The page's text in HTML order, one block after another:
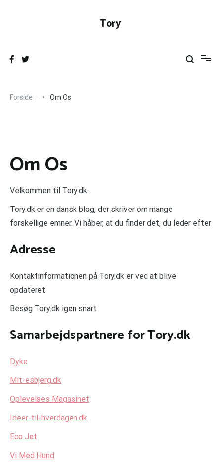
Tory
Forside Om Os
Om Os
Velkommen til Tory.dk.
Tory.dk er en dansk blog, der skriver om mange
forskellige emner. Vi håber, at du finder det, du leder efter
Adresse
Kontaktinformationen på Tory.dk er ved at blive
opdateret
Besøg Tory.dk igen snart
Samarbejdspartnere for Tory.dk
Dyke
Mit-esbjerg.dk
Oplevelses Magasinet
Ideer-til-hverdagen.dk
Eco Jet
Vi Med Hund